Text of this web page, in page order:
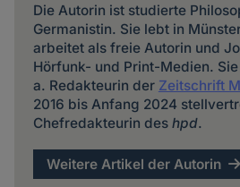
Die Autorin ist studierte
Germanistin. Sie lebt in
arbeitet als freie Autorin und
Hörfunk- und Print-Medien. Sie
a. Redakteurin der Zeitschrift
2016 bis Anfang 2024
Chefredakteurin des hpd.
Weitere Artikel der Autorin